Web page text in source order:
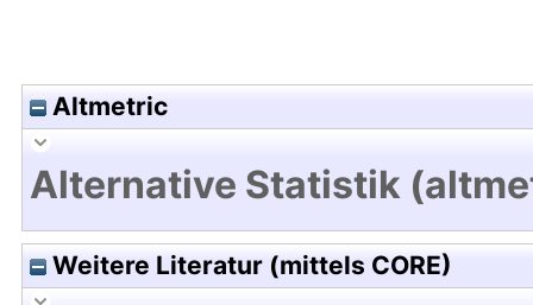
Altmetric
Alternative Statistik
Weitere Literatur (mittels CORE)